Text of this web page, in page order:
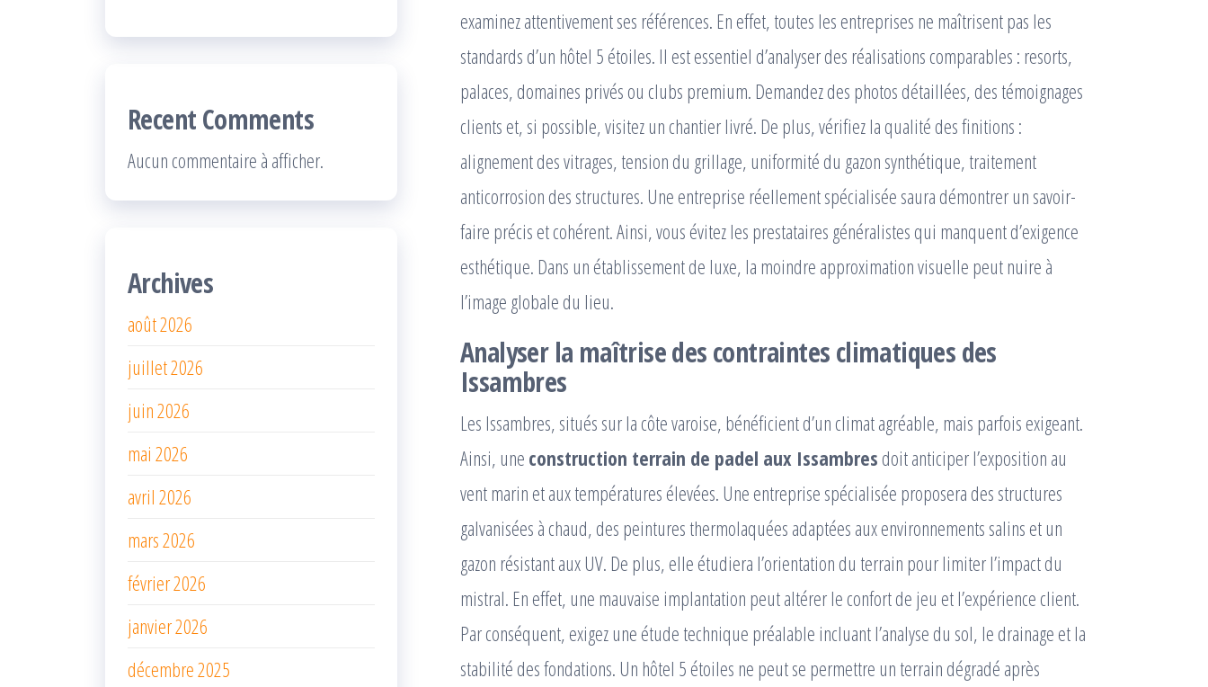
examinez attentivement ses références. En effet, toutes les entreprises ne maîtrisent pas les
standards d’un hôtel 5 étoiles. Il est essentiel d’analyser des réalisations comparables : resorts,
palaces, domaines privés ou clubs premium. Demandez des photos détaillées, des témoignages
clients et, si possible, visitez un chantier livré. De plus, vérifiez la qualité des finitions :
alignement des vitrages, tension du grillage, uniformité du gazon synthétique, traitement
anticorrosion des structures. Une entreprise réellement spécialisée saura démontrer un savoir-
faire précis et cohérent. Ainsi, vous évitez les prestataires généralistes qui manquent d’exigence
esthétique. Dans un établissement de luxe, la moindre approximation visuelle peut nuire à
l’image globale du lieu.
Analyser la maîtrise des contraintes climatiques des
Issambres
Les Issambres, situés sur la côte varoise, bénéficient d’un climat agréable, mais parfois exigeant.
Ainsi, une construction terrain de padel aux Issambres doit anticiper l’exposition au
vent marin et aux températures élevées. Une entreprise spécialisée proposera des structures
galvanisées à chaud, des peintures thermolaquées adaptées aux environnements salins et un
gazon résistant aux UV. De plus, elle étudiera l’orientation du terrain pour limiter l’impact du
mistral. En effet, une mauvaise implantation peut altérer le confort de jeu et l’expérience client.
Par conséquent, exigez une étude technique préalable incluant l’analyse du sol, le drainage et la
stabilité des fondations. Un hôtel 5 étoiles ne peut se permettre un terrain dégradé après
Recent Comments
Aucun commentaire à afficher.
Archives
août 2026
juillet 2026
juin 2026
mai 2026
avril 2026
mars 2026
février 2026
janvier 2026
décembre 2025